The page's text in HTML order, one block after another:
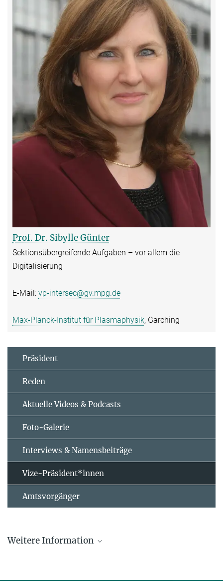
Prof. Dr. Sibylle Günter
Sektionsübergreifende Aufgaben – vor allem die
Digitalisierung
E-Mail: vp-intersec@gv.mpg.de
Max-Planck-Institut für Plasmaphysik, Garching
Präsident
Reden
Aktuelle Videos & Podcasts
Foto-Galerie
Interviews & Namensbeiträge
Vize-Präsident*innen
Amtsvorgänger
Weitere Information